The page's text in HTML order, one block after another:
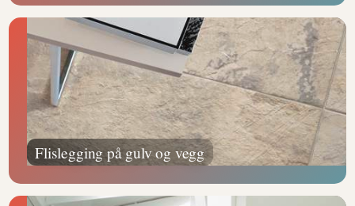
Flislegging på gulv og vegg